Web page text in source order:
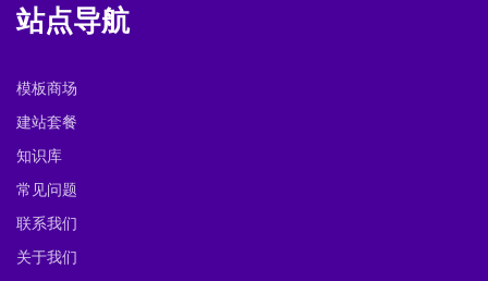
站点导航
模板商场
建站套餐
知识库
常见问题
联系我们
关于我们